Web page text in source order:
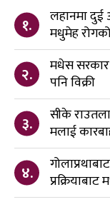
१.
लहानमा दुई
मधुमेह
२.
मधेस सरकार
पनि विक्री
३.
सीके
मलाई
४.